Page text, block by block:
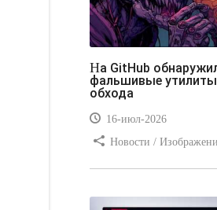
На GitHub обнаружили
фальшивые
обхода
16-июл-2026
Новости /